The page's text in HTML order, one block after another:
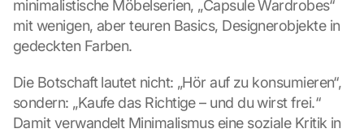
minimalistische Möbelserien, „Capsule Wardrobes“
mit wenigen, aber teuren Basics, Designerobjekte in
gedeckten Farben.
Die Botschaft lautet nicht: „Hör auf zu konsumieren“,
sondern: „Kaufe das Richtige – und du wirst frei.“
Damit verwandelt Minimalismus eine soziale Kritik in